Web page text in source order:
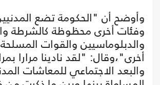
وأوضح أن "الحكومة تضع
وفئات أخرى محظوظة كالشرطة
والدبلوماسيين والقوات
أخرى"،وقال: "لقد نادينا مرارا
والبعد الاجتماعي للمعاشات